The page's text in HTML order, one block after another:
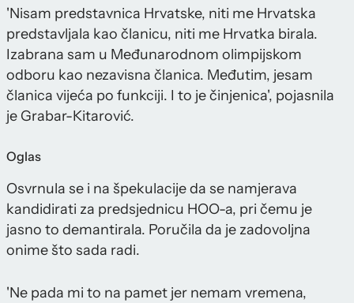
'Nisam predstavnica Hrvatske, niti me Hrvatska
predstavljala kao članicu, niti me Hrvatka birala.
Izabrana sam u Međunarodnom olimpijskom
odboru kao nezavisna članica. Međutim, jesam
članica vijeća po funkciji. I to je činjenica', pojasnila
je Grabar-Kitarović.
Oglas
Osvrnula se i na špekulacije da se namjerava
kandidirati za predsjednicu HOO-a, pri čemu je
jasno to demantirala. Poručila da je zadovoljna
onime što sada radi.
'Ne pada mi to na pamet jer nemam vremena,